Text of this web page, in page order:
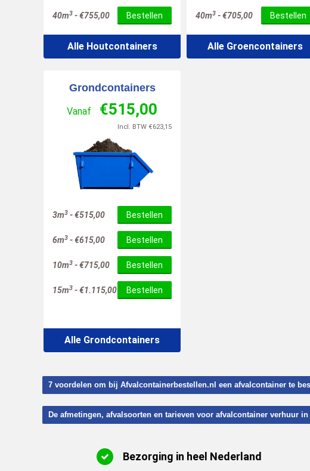
40m3 -€755,00 Bestellen
Alle Houtcontainers
40m3 -€705,00 Bestellen
Alle Groencontainers
Grondcontainers
Vanaf €515,00
Incl. BTW €623,15
3m3 -€515,00 Bestellen
6m3 -€615,00 Bestellen
10m3 -€715,00 Bestellen
15m3 -€1.115,00 Bestellen
Alle Grondcontainers
7 voordelen om bij Afvalcontainerbestellen.nl een afvalcontainer te
De afmetingen, afvalsoorten en tarieven voor afvalcontainer verhuur
Bezorging in heel Nederland